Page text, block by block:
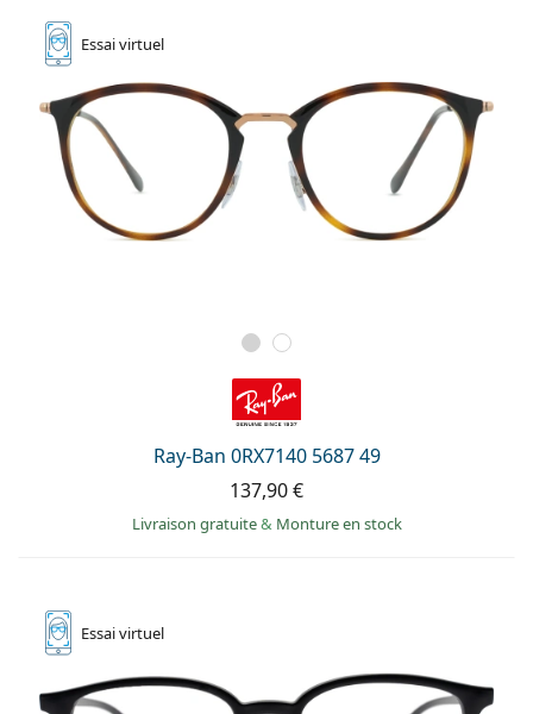
Essaivirtuel
Ray-Ban 0RX7140 5687 49
137,90 €
Livraison gratuite& Monture en stock
Essaivirtuel